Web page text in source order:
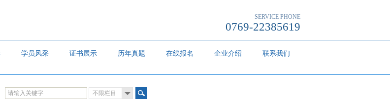
SERVICE PHONE
0769-22385619
学员风采 证书展示 历年真题 在线报名 企业介绍 联系我们
，22385609，22338080